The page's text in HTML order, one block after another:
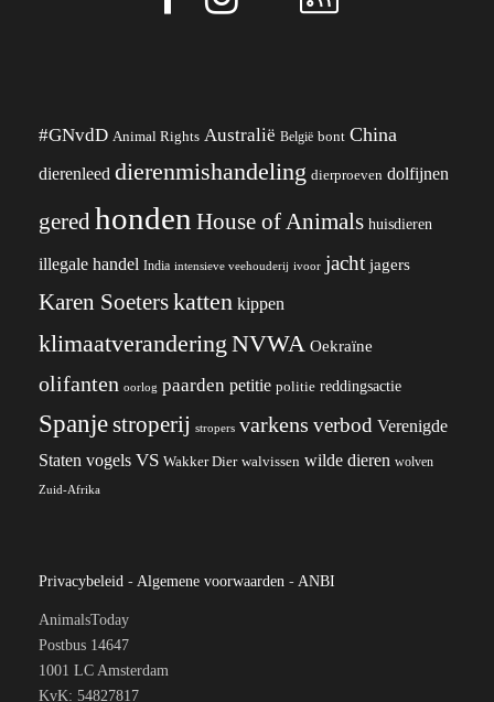
#GNvdD Animal Rights Australië België bont China
dierenleed dierenmishandeling dierproeven dolfijnen
geredhonden House of Animals huisdieren
illegale handel India intensieve veehouderij ivoor jacht jagers
Karen Soeterskatten kippen
klimaatverandering NVWA Oekraïne
olifanten oorlog paarden petitie politie reddingsactie
Spanjestroperij stropers varkens verbod Verenigde
Staten vogels VS Wakker Dier walvissen wilde dieren wolven
Zuid-Afrika
Privacybeleid - Algemene voorwaarden - ANBI
AnimalsToday
Postbus 14647
1001 LC Amsterdam
KvK: 54827817